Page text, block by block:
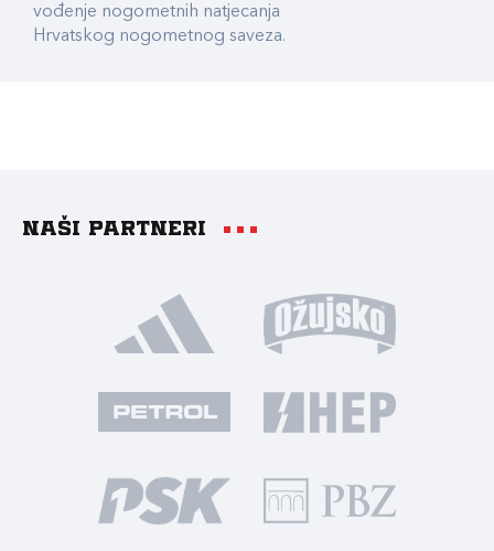
vođenje nogometnih natjecanja
Hrvatskog nogometnog saveza.
Naši partneri